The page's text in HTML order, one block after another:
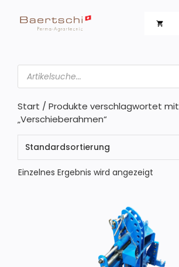
Inhalt
Products
search
Start / Produkte verschlagwortet mit
„Verschieberahmen“
Einzelnes Ergebnis wird angezeigt